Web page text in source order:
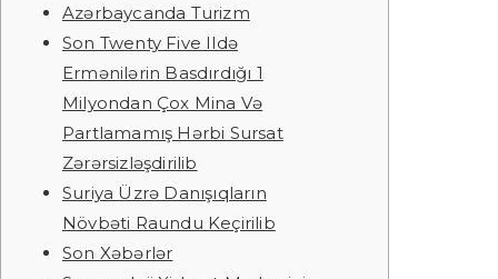
Azərbaycanda Turizm
Son Twenty Five Ildə
Ermənilərin Basdırdığı 1
Milyondan Çox Mina Və
Partlamamış Hərbi Sursat
Zərərsizləşdirilib
Suriya Üzrə Danışıqların
Növbəti Raundu Keçirilib
Son Xəbərlər